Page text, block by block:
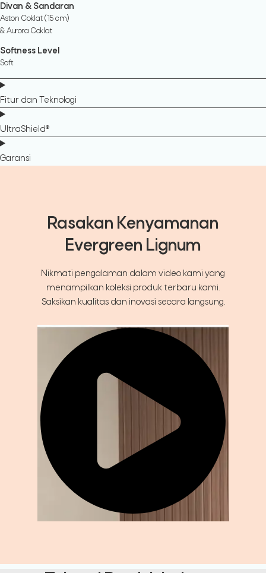
Divan & Sandaran
Aston Coklat (15 cm)
& Aurora Coklat
Softness Level
Soft
Fitur dan Teknologi
UltraShield®
Garansi
Rasakan Kenyamanan
Evergreen Lignum
Nikmati pengalaman dalam video kami yang
menampilkan koleksi produk terbaru kami.
Saksikan kualitas dan inovasi secara langsung.